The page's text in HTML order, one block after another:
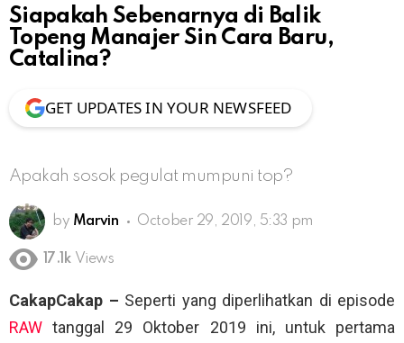
Siapakah Sebenarnya di Balik
Topeng Manajer Sin Cara Baru,
Catalina?
GET UPDATES IN YOUR NEWSFEED
Apakah sosok pegulat mumpuni top?
by Marvin October 29, 2019, 5:33 pm
17.1k Views
CakapCakap – Seperti yang diperlihatkan di episode
RAW tanggal 29 Oktober 2019 ini, untuk pertama